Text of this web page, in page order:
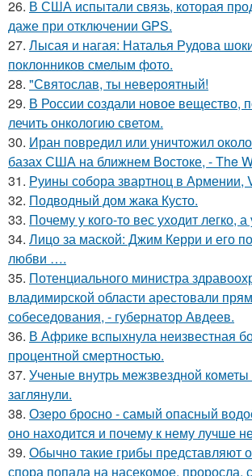
26. В США испытали связь, которая
даже при отключении GPS.
27. Лысая и нагая: Наталья Рудова
поклонников смелым фото.
28. "Святослав, ты невероятный!
29. В России создали новое вещество,
лечить онкологию светом.
30. Иран повредил или уничтожил
базах США на ближнем Востоке, - The
31. Руины собора звартноц в Армении,
32. Подводный дом жака Кусто.
33. Почему у кого-то вес уходит легко, а
34. Лицо за маской: Джим Керри и его
любви ….
35. Потенциального министра
владимирской области арестовали
собеседования, - губернатор Авдеев.
36. В Африке вспыхнула неизвестная
процентной смертностью.
37. Ученые внутрь межзвездной
заглянули.
38. Озеро бросно - самый опасный
оно находится и почему к нему лучше
39. Обычно такие грибы представляют
спора попала на насекомое, проросла,